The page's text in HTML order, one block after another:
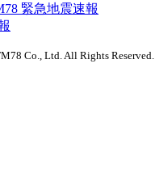
緊急地震速報
Co., Ltd. All Rights Reserved.